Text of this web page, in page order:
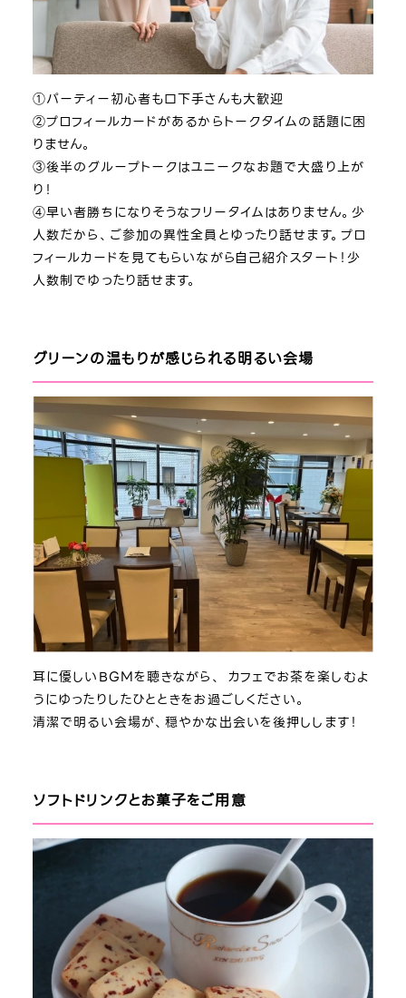
①パーティー初心者も口下手さんも大歓迎
②プロフィールカードがあるからトークタイムの話題に困
りません。
③後半のグループトークはユニークなお題で大盛り上が
り！
④早い者勝ちになりそうなフリータイムはありません。少
人数だから、ご参加の異性全員とゆったり話せます。プロ
フィールカードを見てもらいながら自己紹介スタート！少
人数制でゆったり話せます。
グリーンの温もりが感じられる明るい会場
耳に優しいBGMを聴きながら、 カフェでお茶を楽しむよ
うにゆったりしたひとときをお過ごしください。
清潔で明るい会場が、穏やかな出会いを後押しします！
ソフトドリンクとお菓子をご用意